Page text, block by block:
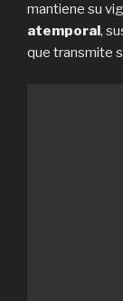
mantiene su
atemporal,
que transmite